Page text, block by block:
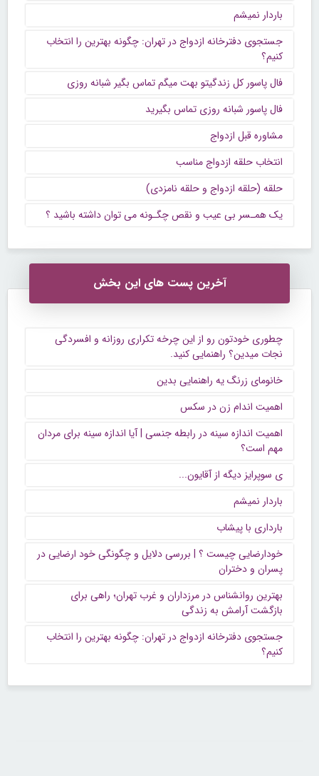
باردار نمیشم
جستجوی دفترخانه ازدواج در تهران: چگونه بهترین را انتخاب
کنیم؟
فال پاسور کل زندگیتو بهت میگم تماس بگیر شبانه روزی
فال پاسور شبانه روزی تماس بگیرید
مشاوره قبل ازدواج
انتخاب حلقه ازدواج مناسب
حلقه (حلقه ازدواج و حلقه نامزدی)
یک همـسر بی عیب و نقص چگـونه می توان داشته باشید ؟
آخرین پست های این بخش
چطوری خودتون رو از این چرخه تکراری روزانه و افسردگی
نجات میدین؟ راهنمایی کنید.
خانومای زرنگ یه راهنمایی بدین
اهمیت اندام زن در سکس
اهمیت اندازه سینه در رابطه جنسی | آیا اندازه سینه برای مردان
مهم است؟
ی سوپرایز دیگه از آقایون...
باردار نمیشم
بارداری با پیشاب
خودارضایی چیست ؟ | بررسی دلایل و چگونگی خود ارضایی در
پسران و دختران
بهترین روانشناس در مرزداران و غرب تهران؛ راهی برای
بازگشت آرامش به زندگی
جستجوی دفترخانه ازدواج در تهران: چگونه بهترین را انتخاب
کنیم؟